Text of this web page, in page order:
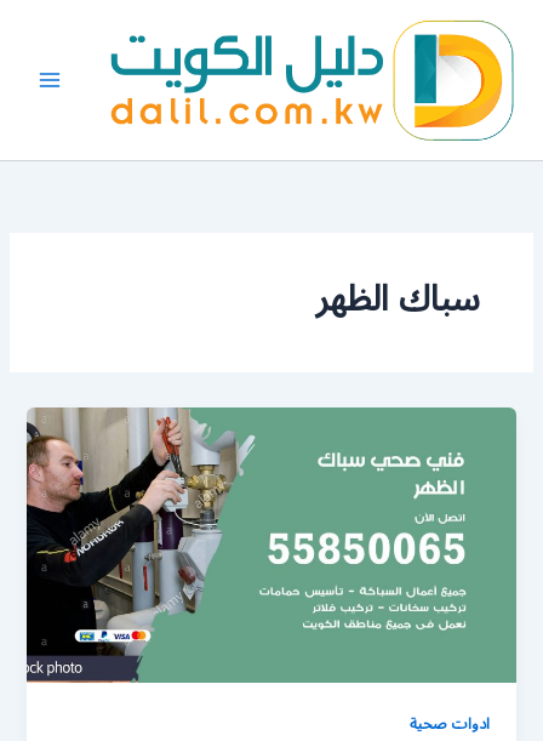
المحتوى
سباك الظهر
ادوات صحية